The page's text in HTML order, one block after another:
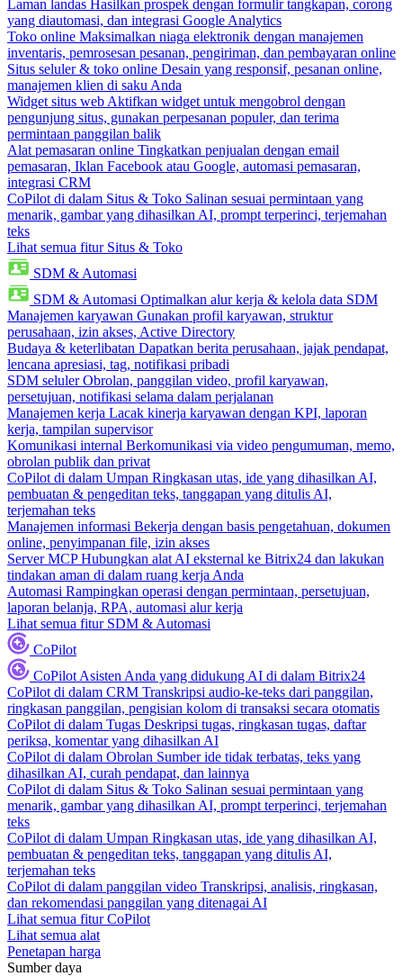
Laman landas Hasilkan prospek dengan formulir tangkapan, corong
yang diautomasi, dan integrasi Google Analytics
Toko online Maksimalkan niaga elektronik dengan manajemen
inventaris, pemrosesan pesanan, pengiriman, dan pembayaran online
Situs seluler & toko online Desain yang responsif, pesanan online,
manajemen klien di saku Anda
Widget situs web Aktifkan widget untuk mengobrol dengan
pengunjung situs, gunakan perpesanan populer, dan terima
permintaan panggilan balik
Alat pemasaran online Tingkatkan penjualan dengan email
pemasaran, Iklan Facebook atau Google, automasi pemasaran,
integrasi CRM
CoPilot di dalam Situs & Toko Salinan sesuai permintaan yang
menarik, gambar yang dihasilkan AI, prompt terperinci, terjemahan
teks
Lihat semua fitur Situs & Toko
SDM & Automasi
SDM & Automasi Optimalkan alur kerja & kelola data SDM
Manajemen karyawan Gunakan profil karyawan, struktur
perusahaan, izin akses, Active Directory
Budaya & keterlibatan Dapatkan berita perusahaan, jajak pendapat,
lencana apresiasi, tag, notifikasi pribadi
SDM seluler Obrolan, panggilan video, profil karyawan,
persetujuan, notifikasi selama dalam perjalanan
Manajemen kerja Lacak kinerja karyawan dengan KPI, laporan
kerja, tampilan supervisor
Komunikasi internal Berkomunikasi via video pengumuman, memo,
obrolan publik dan privat
CoPilot di dalam Umpan Ringkasan utas, ide yang dihasilkan AI,
pembuatan & pengeditan teks, tanggapan yang ditulis AI,
terjemahan teks
Manajemen informasi Bekerja dengan basis pengetahuan, dokumen
online, penyimpanan file, izin akses
Server MCP Hubungkan alat AI eksternal ke Bitrix24 dan lakukan
tindakan aman di dalam ruang kerja Anda
Automasi Rampingkan operasi dengan permintaan, persetujuan,
laporan belanja, RPA, automasi alur kerja
Lihat semua fitur SDM & Automasi
CoPilot
CoPilot Asisten Anda yang didukung AI di dalam Bitrix24
CoPilot di dalam CRM Transkripsi audio-ke-teks dari panggilan,
ringkasan panggilan, pengisian kolom di transaksi secara otomatis
CoPilot di dalam Tugas Deskripsi tugas, ringkasan tugas, daftar
periksa, komentar yang dihasilkan AI
CoPilot di dalam Obrolan Sumber ide tidak terbatas, teks yang
dihasilkan AI, curah pendapat, dan lainnya
CoPilot di dalam Situs & Toko Salinan sesuai permintaan yang
menarik, gambar yang dihasilkan AI, prompt terperinci, terjemahan
teks
CoPilot di dalam Umpan Ringkasan utas, ide yang dihasilkan AI,
pembuatan & pengeditan teks, tanggapan yang ditulis AI,
terjemahan teks
CoPilot di dalam panggilan video Transkripsi, analisis, ringkasan,
dan rekomendasi panggilan yang ditenagai AI
Lihat semua fitur CoPilot
Lihat semua alat
Penetapan harga
Sumber daya